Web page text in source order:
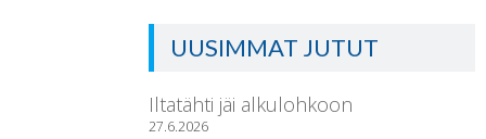
UUSIMMAT JUTUT
Iltatähti jäi alkulohkoon
27.6.2026